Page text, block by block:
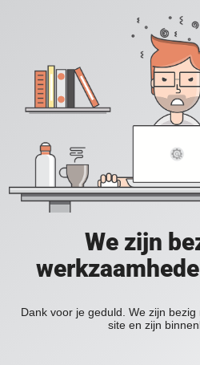
We zijn
Dank voor je geduld. We zijn
site en zijn